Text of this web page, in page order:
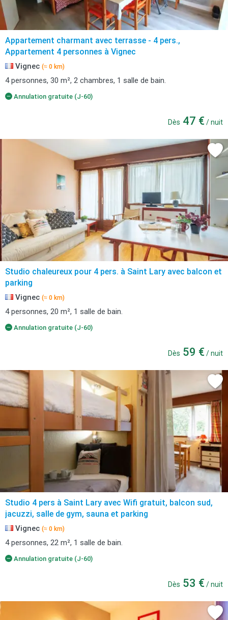
Appartement charmant avec terrasse - 4 pers.,
Appartement 4 personnes à Vignec
Vignec (≈ 0 km)
4 personnes, 30 m², 2 chambres, 1 salle de bain.
Annulation gratuite (J-60)
Dès 47 € / nuit
Studio chaleureux pour 4 pers. à Saint Lary avec balcon et
parking
Vignec (≈ 0 km)
4 personnes, 20 m², 1 salle de bain.
Annulation gratuite (J-60)
Dès 59 € / nuit
Studio 4 pers à Saint Lary avec Wifi gratuit, balcon sud,
jacuzzi, salle de gym, sauna et parking
Vignec (≈ 0 km)
4 personnes, 22 m², 1 salle de bain.
Annulation gratuite (J-60)
Dès 53 € / nuit